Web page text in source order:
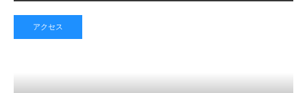
アクセス